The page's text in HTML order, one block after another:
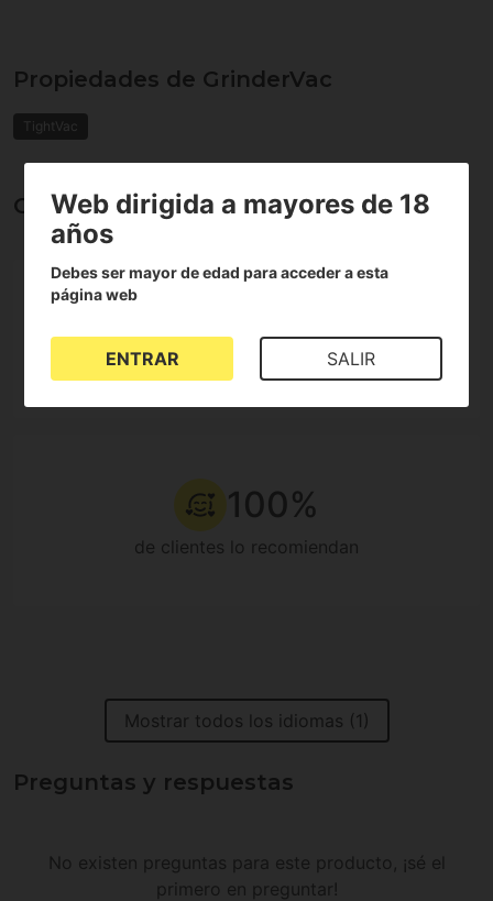
Propiedades de GrinderVac
TightVac
Opiniones sobre GrinderVac
100%
de clientes lo recomiendan
Mostrar todos los idiomas (1)
Preguntas y respuestas
No existen preguntas para este producto, ¡sé el
primero en preguntar!
Web dirigida a mayores de 18
años
Debes ser mayor de edad para acceder a esta
página web
ENTRAR SALIR